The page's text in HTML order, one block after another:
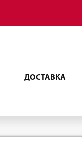
ДОСТАВКА